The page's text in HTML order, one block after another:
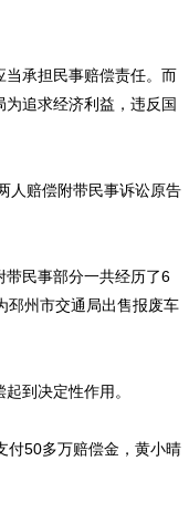
承担民事赔偿责任。而
追求经济利益，违反国
赔偿附带民事诉讼原告
民事部分一共经历了6
邳州市交通局出售报废车
到决定性作用。
50多万赔偿金，黄小晴